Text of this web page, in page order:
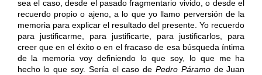
sea el caso, desde el pasado fragmentario vivido, o desde el
recuerdo propio o ajeno, a lo que yo llamo perversión de la
memoria para explicar el resultado del presente. Yo recuerdo
para justificarme, para justificarte, para justificarlos, para
creer que en el éxito o en el fracaso de esa búsqueda íntima
de la memoria voy definiendo lo que soy, lo que me ha
hecho lo que soy. Sería el caso de Pedro Páramode Juan